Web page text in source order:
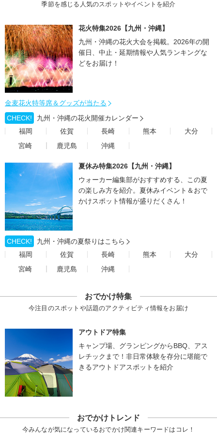
季節を感じる人気のスポットやイベントを紹介
花火特集2026【九州・沖縄】
九州・沖縄の花火大会を掲載。2026年の開
催日、中止・延期情報や人気ランキングな
どをお届け！
金麦花火特等席＆グッズが当たる
CHECK!
九州・沖縄の花火開催カレンダー
福岡
佐賀 長崎 熊本
大分
宮崎
鹿児島 沖縄
夏休み特集2026【九州・沖縄】
ウォーカー編集部がおすすめする、この夏
の楽しみ方を紹介。夏休みイベント＆おで
かけスポット情報が盛りだくさん！
CHECK!
九州・沖縄の夏祭りはこちら
福岡
佐賀 長崎 熊本
大分
宮崎
鹿児島 沖縄
おでかけ特集
今注目のスポットや話題のアクティビティ情報をお届け
アウトドア特集
キャンプ場、グランピングからBBQ、アス
レチックまで！非日常体験を存分に堪能で
きるアウトドアスポットを紹介
おでかけトレンド
今みんなが気になっているおでかけ関連キーワードはコレ！